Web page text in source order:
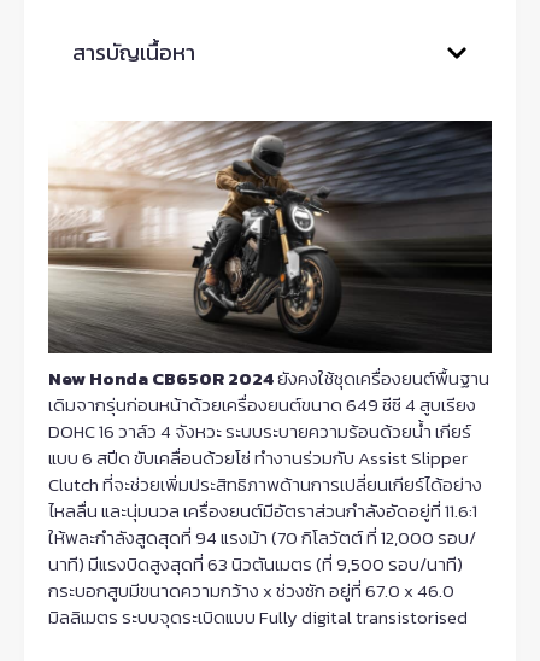
สารบัญเนื้อหา
New Honda CB650R 2024ยังคงใช้ชุดเครื่องยนต์พื้นฐาน
เดิมจากรุ่นก่อนหน้าด้วยเครื่องยนต์ขนาด 649 ซีซี 4 สูบเรียง
DOHC 16 วาล์ว 4 จังหวะ ระบบระบายความร้อนด้วยน้ำ เกียร์
แบบ 6 สปีด ขับเคลื่อนด้วยโซ่ ทำงานร่วมกับ Assist Slipper
Clutch ที่จะช่วยเพิ่มประสิทธิภาพด้านการเปลี่ยนเกียร์ได้อย่าง
ไหลลื่น และนุ่มนวล เครื่องยนต์มีอัตราส่วนกำลังอัดอยู่ที่ 11.6:1
ให้พละกำลังสูดสุดที่ 94 แรงม้า (70 กิโลวัตต์ ที่ 12,000 รอบ/
นาที) มีแรงบิดสูงสุดที่ 63 นิวตันเมตร (ที่ 9,500 รอบ/นาที)
กระบอกสูบมีขนาดความกว้าง x ช่วงชัก อยู่ที่ 67.0 x 46.0
มิลลิเมตร ระบบจุดระเบิดแบบ Fully digital transistorised